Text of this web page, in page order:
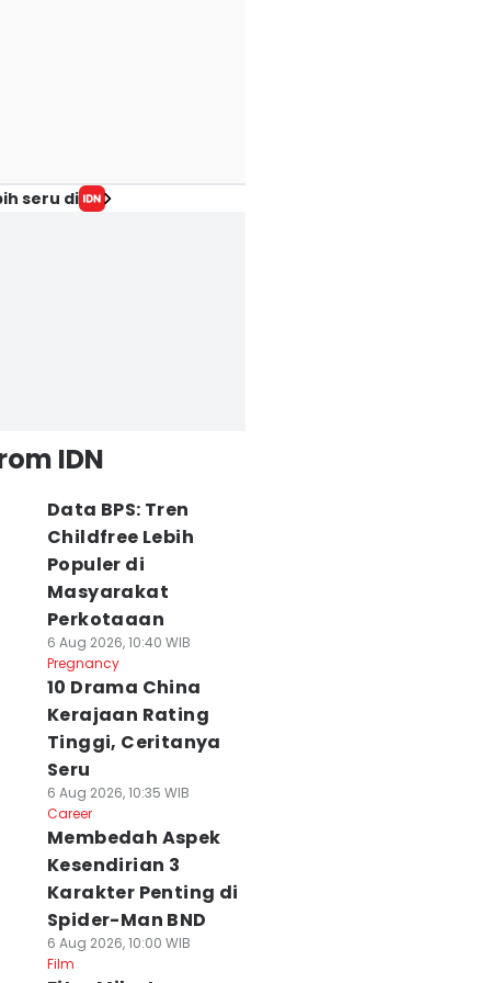
seru di
IDN
Data BPS: Tren
Childfree Lebih
Populer di
Masyarakat
Perkotaaan
6 Aug 2026, 10:40 WIB
Pregnancy
10 Drama China
Kerajaan Rating
Tinggi, Ceritanya
Seru
6 Aug 2026, 10:35 WIB
Career
Membedah Aspek
Kesendirian 3
Karakter Penting di
Spider-Man BND
6 Aug 2026, 10:00 WIB
Film